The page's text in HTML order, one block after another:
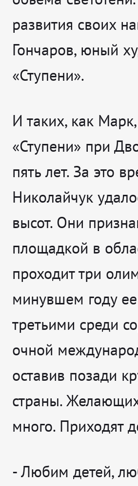
развития своих
Гончаров, юный
«Ступени».
И таких, как
«Ступени» при
пять лет. За это
Николайчук
высот. Они
площадкой в
проходит три
минувшем году
третьими среди
очной
оставив позади
страны.
много. Приходят
- Любим детей,